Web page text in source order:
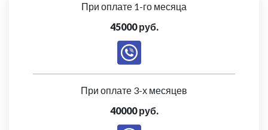
При оплате 1-го месяца
45000 руб.
При оплате 3-х месяцев
40000 руб.